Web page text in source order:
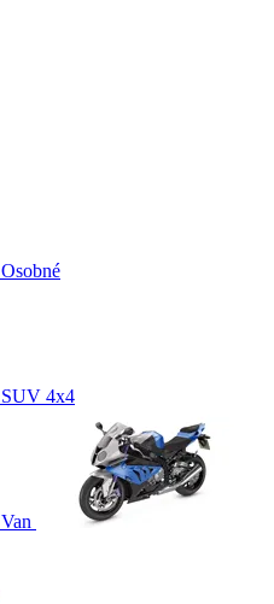
Osobné
SUV 4x4
Van